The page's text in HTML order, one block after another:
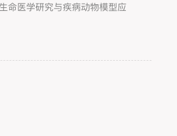
命医学研究与疾病动物模型应